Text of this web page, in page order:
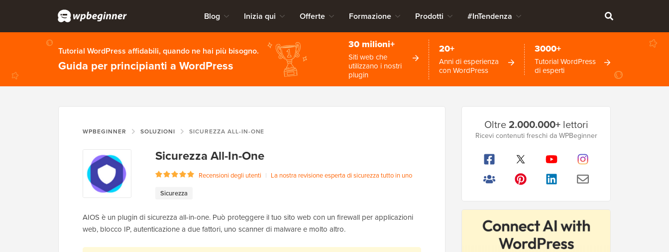
Blog Inizia qui Offerte Formazione Prodotti #InTendenza
Tutorial WordPress affidabili, quando ne hai più bisogno.
Guida per principianti a WordPress
30 milioni+
Siti web che
utilizzano i nostri
plugin
20+
Anni di esperienza
con WordPress
3000+
Tutorial WordPress
di esperti
WPBEGINNER SOLUZIONI SICUREZZA ALL-IN-ONE
Sicurezza All-In-One
Recensioni degli utenti | La nostra revisione esperta di sicurezza tutto in uno
Sicurezza
AIOS è un plugin di sicurezza all-in-one. Può proteggere il tuo sito web con un firewall per applicazioni
web, blocco IP, autenticazione a due fattori, uno scanner di malware e molto altro.
laterale
principale
Oltre2.000.000+lettori
Ricevi contenuti freschi da WPBeginner